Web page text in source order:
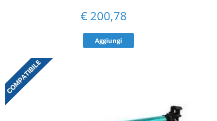
€ 200,78
Aggiungi